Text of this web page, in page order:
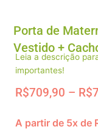
Porta de
Vestido +
Leia a descrição
importantes!
R$709,90 – R$
A partir de 5x de
Porta